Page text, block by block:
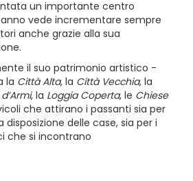
un importante centro
vede incrementare sempre
anche grazie alla sua
il suo patrimonio artistico -
la Città Alta, la Città Vecchia, la
, la Loggia Coperta, le Chiese
che attirano i passanti sia per
delle case, sia per i
che si incontrano